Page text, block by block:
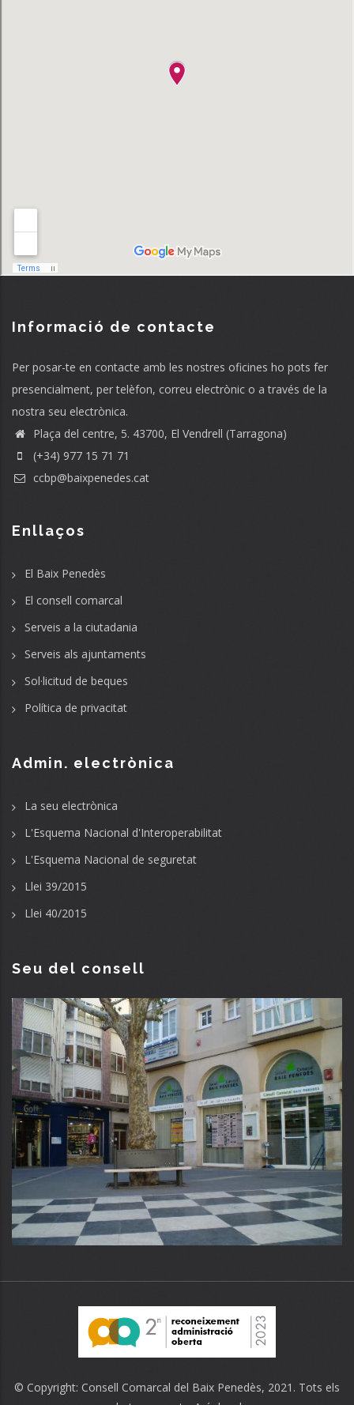
Informació de contacte
Per posar-te en contacte amb les nostres oficines ho pots fer
presencialment, per telèfon, correu electrònic o a través de la
nostra seu electrònica.
Plaça del centre, 5. 43700, El Vendrell (Tarragona)
(+34) 977 15 71 71
ccbp@baixpenedes.cat
Enllaços
El Baix Penedès
El consell comarcal
Serveis a la ciutadania
Serveis als ajuntaments
Sol·licitud de beques
Política de privacitat
Admin. electrònica
La seu electrònica
L'Esquema Nacional d'Interoperabilitat
L'Esquema Nacional de seguretat
Llei 39/2015
Llei 40/2015
Seu del consell
© Copyright: Consell Comarcal del Baix Penedès, 2021. Tots els